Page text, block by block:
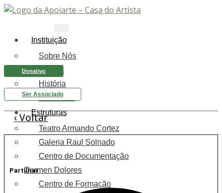
Instituição
Sobre Nós
Equipa
História
Relatórios
Estruturas
Teatro Armando Cortez
Galeria Raul Solnado
Centro de Documentação
Carmen Dolores
Centro de Formação
Donativo
Ser Associado
‹ Voltar
Partilhar